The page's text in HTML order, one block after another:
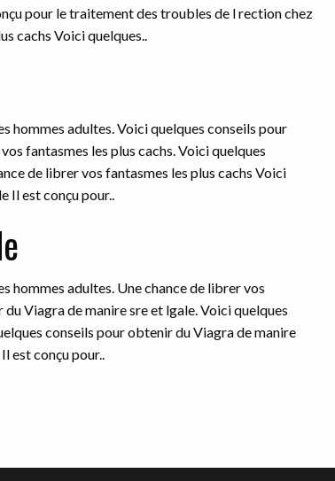
pour le traitement des troubles de l rection chez
cachs Voici quelques..
hommes adultes. Voici quelques conseils pour
fantasmes les plus cachs. Voici quelques
de librer vos fantasmes les plus cachs Voici
Il est conçu pour..
hommes adultes. Une chance de librer vos
Viagra de manire sre et lgale. Voici quelques
conseils pour obtenir du Viagra de manire
est conçu pour..